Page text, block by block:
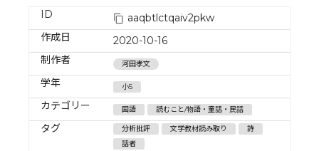
ID
aaqbtlctqaiv2pkw
作成日
2020-10-16
制作者
河田孝文
学年 小5
カテゴリー 国語 読むこと/物語・童話・民話
タグ 分析批評 文学教材読み取り
詩
話者